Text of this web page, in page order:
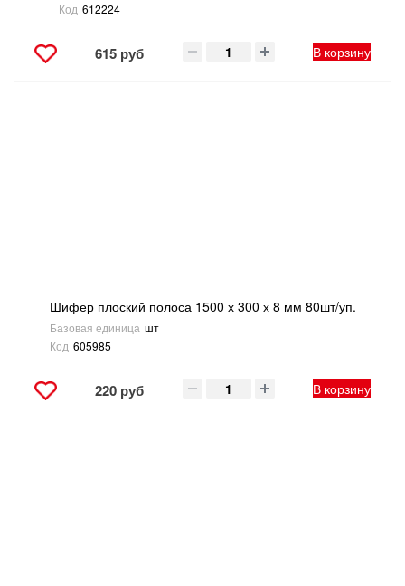
Код 612224
615 руб В корзину
Шифер плоский полоса 1500 х 300 х 8 мм 80шт/уп.
Базовая единица шт
Код 605985
220 руб В корзину